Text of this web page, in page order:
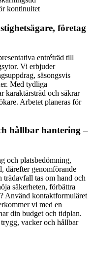
kontinuitet
företag
entréträd till
Vi erbjuder
säsongsvis
Med tydliga
karaktärsträd och säkrar
Arbetet planeras för
hållbar hantering –
och platsbedömning,
därefter genomförande
trädavfall tas om hand och
säkerheten, förbättra
Använd kontaktformuläret
vi med en
din budget och tidplan.
vacker och hållbar